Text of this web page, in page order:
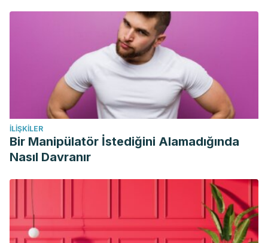
Acquired bilateral nevus of Ota-like macules mimicking
dark circles under the eyes.J Cosmet Laser Ther
2010;12(3):143-144. doi:10.3109/14764172.2010.487912
Lee HY, Jin US, Minn KW, Park YO. Outcomes of surgical
management of xanthelasma palpebrarum.Arch Plast Surg
2013;40(4):380-386. doi:10.5999/aps.2013.40.4.380
Biswas G, Barbhuiya JN, Biswas MC, Islam MN, Dutta S.
Clinical pattern of ocular manifestations in vitiligo.
Med Assoc
. 2003;101(8):478-480.
İLIŞKILER
Bir Manipülatör İstediğini Alamadığında
Nasıl Davranır